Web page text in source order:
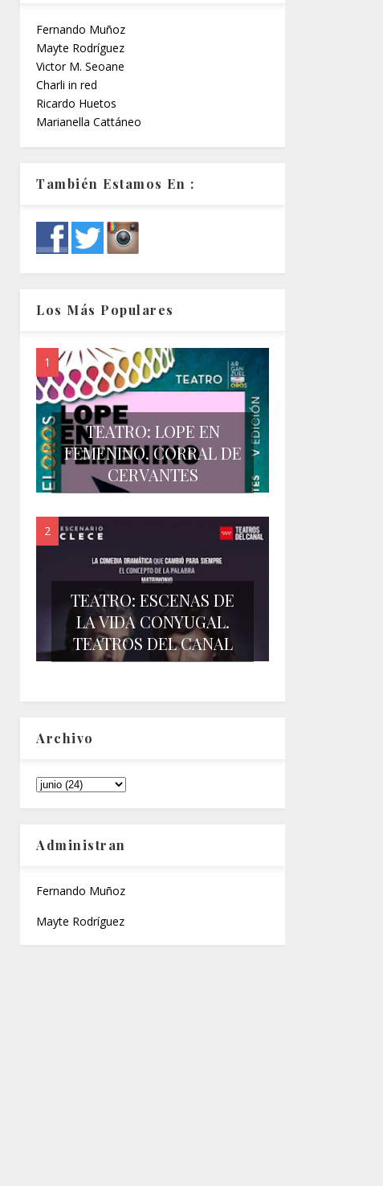
Fernando Muñoz
Mayte Rodríguez
Victor M. Seoane
Charli in red
Ricardo Huetos
Marianella Cattáneo
También Estamos En :
Los Más Populares
TEATRO: LOPE EN
FEMENINO. CORRAL DE
CERVANTES
TEATRO: ESCENAS DE
LA VIDA CONYUGAL.
TEATROS DEL CANAL
Archivo
Administran
Fernando Muñoz
Mayte Rodríguez